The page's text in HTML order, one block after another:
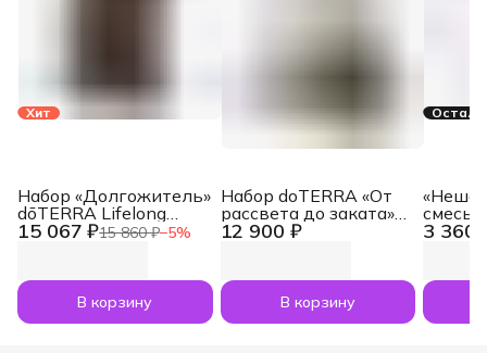
Хит
15 067 ₽15 860 ₽−5%
Набор «Долгожитель»
dōTERRA Lifelong
Vitality Pack, 3x120
В корзину
12 900 ₽
Набор doTERRA «От
рассвета до заката»
увлажнитель воздуха
по 5 мл
В корзину
3 360
смесь